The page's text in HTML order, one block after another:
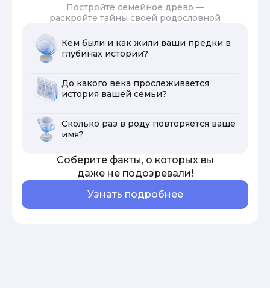
Постройте семейное древо —
раскройте тайны своей родословной
Кем были и как жили ваши предки в
глубинах истории?
До какого века прослеживается
история вашей семьи?
Сколько раз в роду повторяется ваше
имя?
Соберите факты, о которых вы
даже не подозревали!
Узнать подробнее